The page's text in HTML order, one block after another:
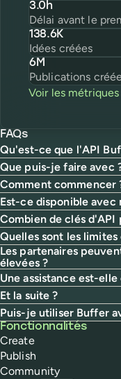
3.0h
Délai avant le
138.6K
Idées créées
6M
Publications
Voir les métriques
FAQs
Qu'est-ce que l'API
Que puis-je faire avec
Comment commencer
Est-ce disponible avec
Combien de clés d'API
Quelles sont les limites
Les partenaires
élevées ?
Une assistance est-elle
Et la suite ?
Puis-je utiliser Buffer
Buffer
Fonctionnalités
Create
Publish
Community